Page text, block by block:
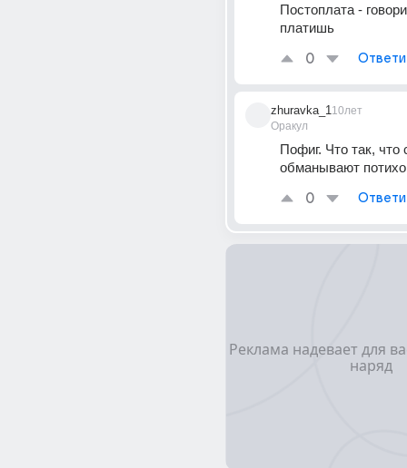
Постоплата -
платишь
0
zhuravka_1
Оракул
10лет
Пофиг. Что так, что
обманывают
0